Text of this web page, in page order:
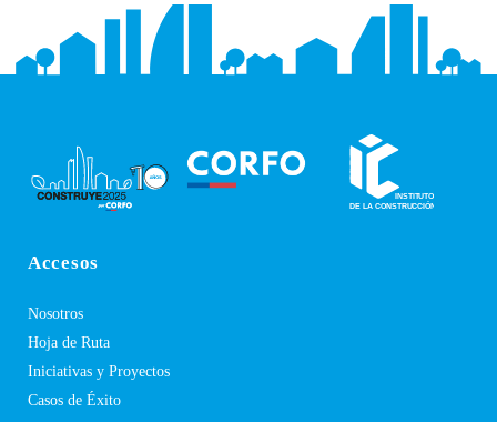
Accesos
Nosotros
Hoja de Ruta
Iniciativas y Proyectos
Casos de Éxito